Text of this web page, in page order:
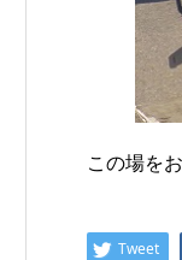
この場を
Tweet